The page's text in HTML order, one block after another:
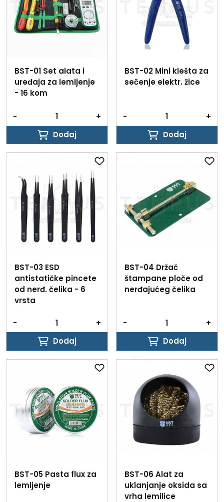
BST-01 Set alata i
uređaja za lemljenje
- 16 kom
-
+
Dodaj
Dodaj
BST-02 Mini klešta za
sečenje elektr. žice
-
+
Dodaj
Dodaj
BST-03 ESD
antistatičke pincete
od nerđ. čelika - 6
vrsta
-
+
Dodaj
Dodaj
BST-04 Držač
štampane ploče od
nerđajućeg čelika
-
+
Dodaj
Dodaj
BST-05 Pasta flux za
lemljenje
BST-06 Alat za
uklanjanje oksida sa
vrha lemilice